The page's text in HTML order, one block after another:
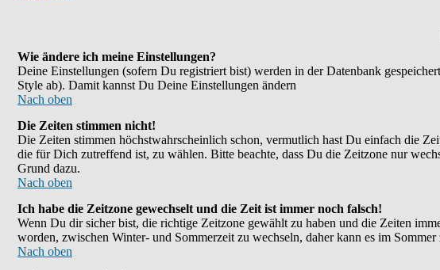
Wie ändere ich meine Einstellungen?
Deine Einstellungen (sofern Du registriert bist) werden in der Datenbank
Style ab). Damit kannst Du Deine Einstellungen ändern
Nach oben
Die Zeiten stimmen nicht!
Die Zeiten stimmen höchstwahrscheinlich schon, vermutlich hast Du einfach die
die für Dich zutreffend ist, zu wählen. Bitte beachte, dass Du die Zeitzone nur
Grund dazu.
Nach oben
Ich habe die Zeitzone gewechselt und die Zeit ist immer noch falsch!
Wenn Du dir sicher bist, die richtige Zeitzone gewählt zu haben und die Zeiten
worden, zwischen Winter- und Sommerzeit zu wechseln, daher kann es im
Nach oben